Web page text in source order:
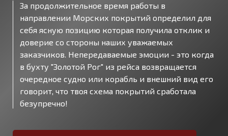
За продолжительное время работы в
направлении Морских покрытий определил для
себя ясную позицию которая получила отклик и
доверие со стороны наших уважаемых
заказчиков. Непередаваемые эмоции - это когда
в бухту "Золотой Рог" из рейса возвращается
очередное судно или корабль и внешний вид его
говорит, что твоя схема покрытий сработала
безупречно!